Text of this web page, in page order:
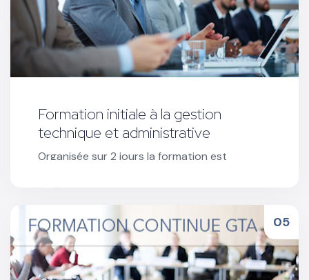
Formation initiale à la gestion
technique et administrative
Organisée sur 2 jours la formation est
Réserver votre formation